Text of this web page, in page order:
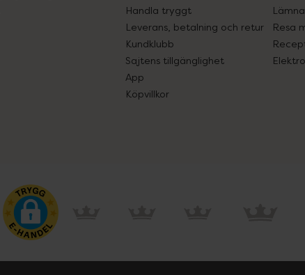
Handla tryggt
Leverans, betalning och retur
Kundklubb
Sajtens tillgänglighet
App
Köpvillkor
Resa